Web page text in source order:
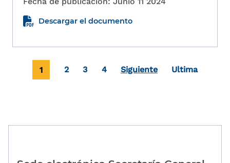
Descargar el documento
Paginación
Página actual
1 Page
2 Page
3 Page
4 Siguiente Última página
Ultima